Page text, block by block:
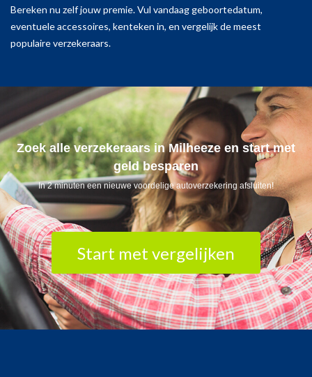
Bereken nu zelf jouw premie. Vul vandaag geboortedatum,
eventuele accessoires, kenteken in, en vergelijk de meest
populaire verzekeraars.
Zoek alle verzekeraars in Milheeze en start met
geld besparen
In 2 minuten een nieuwe voordelige autoverzekering afsluiten!
Start met vergelijken